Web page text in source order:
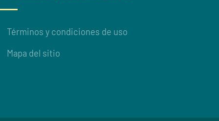
Términos y condiciones de uso
Mapa del sitio